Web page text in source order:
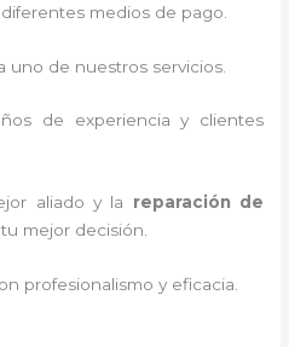
medios de pago.
uno de nuestros servicios.
de experiencia y clientes
aliado y la reparación de
tu mejor decisión.
profesionalismo y eficacia.